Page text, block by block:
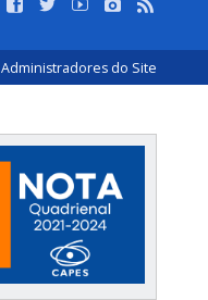
Administradores do Site